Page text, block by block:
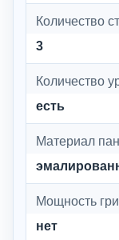
Количество
3
Количество
есть
Материал
Мощность
нет